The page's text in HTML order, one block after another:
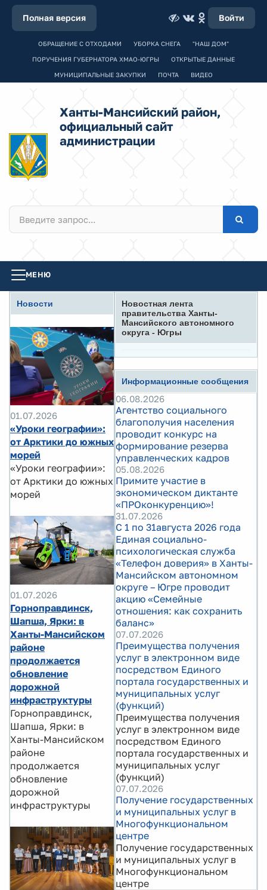
Полная версия Войти
ОБРАЩЕНИЕ С ОТХОДАМИ УБОРКА СНЕГА "НАШ ДОМ"
ПОРУЧЕНИЯ ГУБЕРНАТОРА ХМАО-ЮГРЫ ОТКРЫТЫЕ ДАННЫЕ
МУНИЦИПАЛЬНЫЕ ЗАКУПКИ ПОЧТА ВИДЕО
Ханты-Мансийский район,
официальный сайт
администрации
МЕНЮ
Новости
01.07.2026
«Уроки географии»:
от Арктики до южных
морей
«Уроки географии»:
от Арктики до южных
морей
01.07.2026
Горноправдинск,
Шапша, Ярки: в
Ханты-Мансийском
районе
продолжается
обновление
дорожной
инфраструктуры
Горноправдинск,
Шапша, Ярки: в
Ханты-Мансийском
районе
продолжается
обновление
дорожной
инфраструктуры
Новостная лента
правительства Ханты-
Мансийского автономного
округа - Югры
Информационные сообщения
06.08.2026
Агентство социального
благополучия населения
проводит конкурс на
формирование резерва
управленческих кадров
05.08.2026
Примите участие в
экономическом диктанте
«ПРОконкуренцию»!
31.07.2026
С 1 по 31августа 2026 года
Единая социально-
психологическая служба
«Телефон доверия» в Ханты-
Мансийском автономном
округе – Югре проводит
акцию «Семейные
отношения: как сохранить
баланс»
07.07.2026
Преимущества получения
услуг в электронном виде
посредством Единого
портала государственных и
муниципальных услуг
(функций)
Преимущества получения
услуг в электронном виде
посредством Единого
портала государственных и
муниципальных услуг
(функций)
07.07.2026
Получение государственных
и муниципальных услуг в
Многофункциональном
центре
Получение государственных
и муниципальных услуг в
Многофункциональном
центре